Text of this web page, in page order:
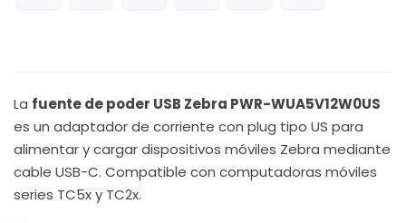
La fuente de poder USB Zebra PWR-WUA5V12W0US
es un adaptador de corriente con plug tipo US para
alimentar y cargar dispositivos móviles Zebra mediante
cable USB-C. Compatible con computadoras móviles
series TC5x y TC2x.